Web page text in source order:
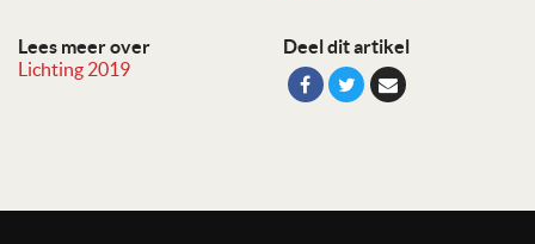
Lees meer over
Lichting 2019
Deel dit artikel